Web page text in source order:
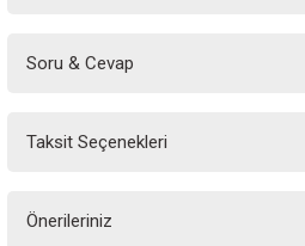
Soru & Cevap
Taksit Seçenekleri
Önerileriniz